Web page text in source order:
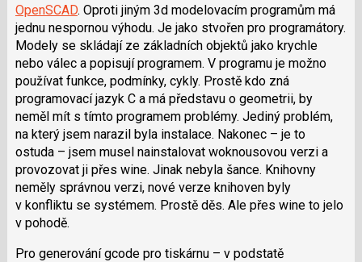
OpenSCAD. Oproti jiným 3d modelovacím programům má
jednu nespornou výhodu. Je jako stvořen pro programátory.
Modely se skládají ze základních objektů jako krychle
nebo válec a popisují programem. V programu je možno
používat funkce, podmínky, cykly. Prostě kdo zná
programovací jazyk C a má představu o geometrii, by
neměl mít s tímto programem problémy. Jediný problém,
na který jsem narazil byla instalace. Nakonec – je to
ostuda – jsem musel nainstalovat woknousovou verzi a
provozovat ji přes wine. Jinak nebyla šance. Knihovny
neměly správnou verzi, nové verze knihoven byly
v konfliktu se systémem. Prostě děs. Ale přes wine to jelo
v pohodě.
Pro generování gcode pro tiskárnu – v podstatě